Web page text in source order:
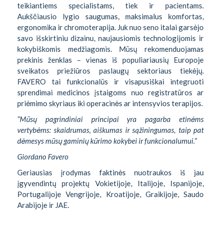
teikiantiems specialistams, tiek ir pacientams.
Aukščiausio lygio saugumas, maksimalus komfortas,
ergonomika ir chromoterapija. Juk nuo seno italai garsėjo
savo išskirtiniu dizainu, naujausiomis technologijomis ir
kokybiškomis medžiagomis. Mūsų rekomenduojamas
prekinis ženklas – vienas iš populiariausių Europoje
sveikatos priežiūros paslaugų sektoriaus tiekėjų.
FAVERO tai funkcionalūs ir visapusiškai integruoti
sprendimai medicinos įstaigoms nuo registratūros ar
priėmimo skyriaus iki operacinės ar intensyvios terapijos.
“Mūsų pagrindiniai principai yra pagarba etinėms
vertybėms: skaidrumas, aiškumas ir sąžiningumas, taip pat
dėmesys mūsų gaminių kūrimo kokybei ir funkcionalumui.”
Giordano Favero
Geriausias įrodymas faktinės nuotraukos iš jau
įgyvendintų projektų Vokietijoje, Italijoje, Ispanijoje,
Portugalijoje Vengrijoje, Kroatijoje, Graikijoje, Saudo
Arabijoje ir JAE.